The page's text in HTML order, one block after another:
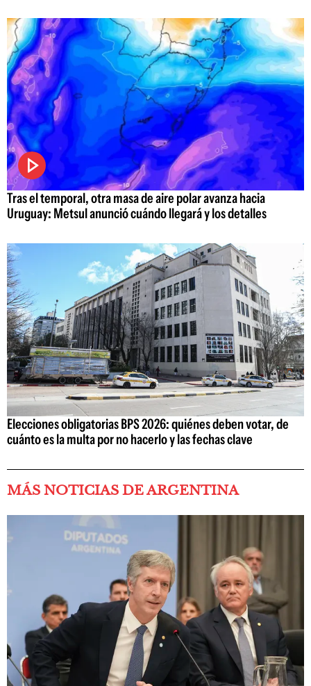
Tras el temporal, otra masa de aire polar avanza hacia
Uruguay: Metsul anunció cuándo llegará y los detalles
Elecciones obligatorias BPS 2026: quiénes deben votar, de
cuánto es la multa por no hacerlo y las fechas clave
MÁS NOTICIAS DE ARGENTINA